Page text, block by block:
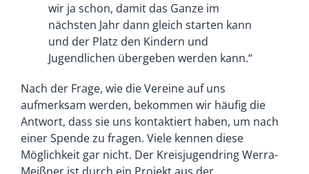
wir ja schon, damit das Ganze im
nächsten Jahr dann gleich starten kann
und der Platz den Kindern und
Jugendlichen übergeben werden kann.“
Nach der Frage, wie die Vereine auf uns
aufmerksam werden, bekommen wir häufig die
Antwort, dass sie uns kontaktiert haben, um nach
einer Spende zu fragen. Viele kennen diese
Möglichkeit gar nicht. Der Kreisjugendring Werra-